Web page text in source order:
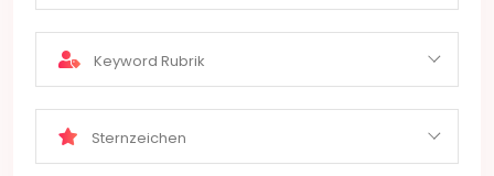
Keyword Rubrik
Sternzeichen